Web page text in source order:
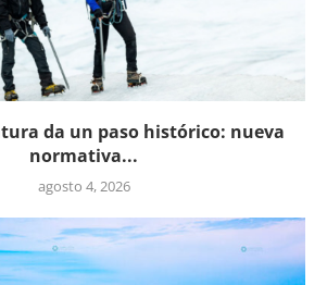
da un paso histórico: nueva
normativa...
agosto 4, 2026